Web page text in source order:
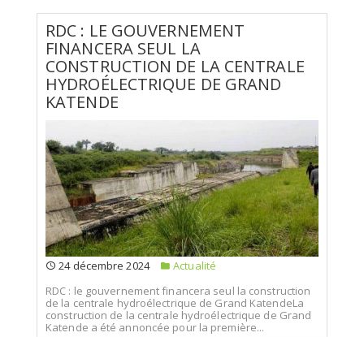
RDC : LE GOUVERNEMENT
FINANCERA SEUL LA
CONSTRUCTION DE LA CENTRALE
HYDROÉLECTRIQUE DE GRAND
KATENDE
24 décembre 2024
Actualité
RDC : le gouvernement financera seul la construction
de la centrale hydroélectrique de Grand KatendeLa
construction de la centrale hydroélectrique de Grand
Katende a été annoncée pour la première...